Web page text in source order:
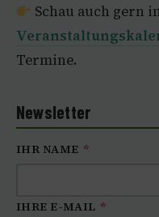
Schau auch gern
Termine.
Newsletter
IHR NAME *
IHRE E-MAIL *